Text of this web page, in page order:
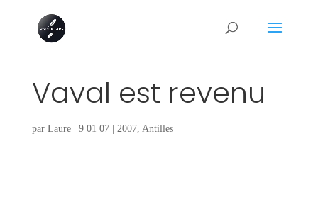
Vaval est revenu
par Laure| 9 01 07| 2007, Antilles